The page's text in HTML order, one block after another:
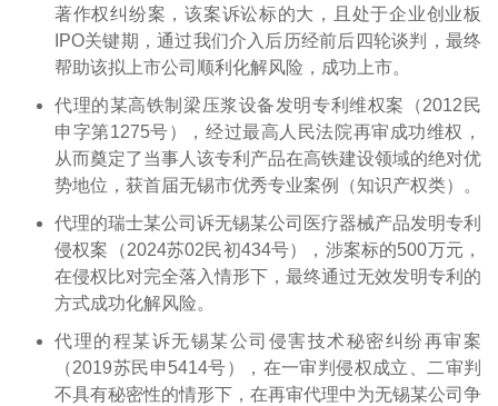
著作权纠纷案，该案诉讼标的大，且处于企业创业板
IPO关键期，通过我们介入后历经前后四轮谈判，最终
帮助该拟上市公司顺利化解风险，成功上市。
代理的某高铁制梁压浆设备发明专利维权案（2012民
申字第1275号），经过最高人民法院再审成功维权，
从而奠定了当事人该专利产品在高铁建设领域的绝对优
势地位，获首届无锡市优秀专业案例（知识产权类）。
代理的瑞士某公司诉无锡某公司医疗器械产品发明专利
侵权案（2024苏02民初434号），涉案标的500万元，
在侵权比对完全落入情形下，最终通过无效发明专利的
方式成功化解风险。
代理的程某诉无锡某公司侵害技术秘密纠纷再审案
（2019苏民申5414号），在一审判侵权成立、二审判
不具有秘密性的情形下，在再审代理中为无锡某公司争